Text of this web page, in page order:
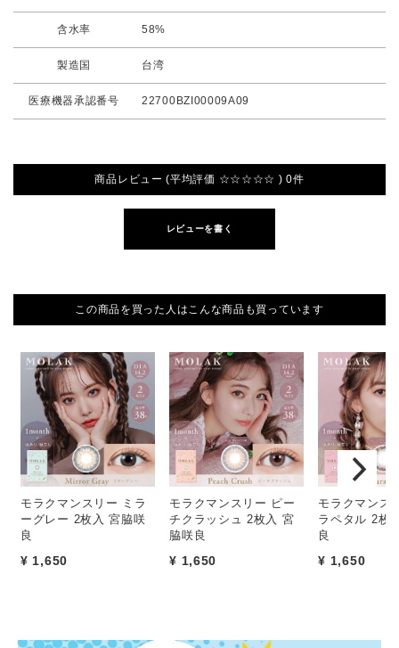
含水率 58%
製造国 台湾
医療機器承認番号 22700BZI00009A09
商品レビュー (平均評価 ☆☆☆☆☆ ) 0件
レビューを書く
この商品を買った人はこんな商品も買っています
モラクマンスリー ミラ
ーグレー 2枚入 宮脇咲
良
¥ 1,650
モラクマンスリー ピー
チクラッシュ 2枚入 宮
脇咲良
¥ 1,650
モラクマンス
ラペタル 2枚
良
¥ 1,650